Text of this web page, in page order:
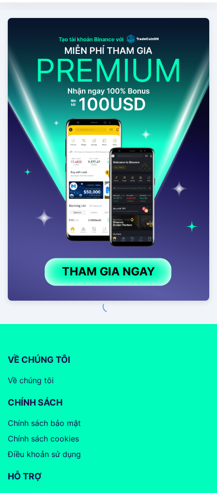
VỀ CHÚNG TÔI
Về chúng tôi
CHÍNH SÁCH
Chính sách bảo mật
Chính sách cookies
Điều khoản sử dụng
HỖ TRỢ